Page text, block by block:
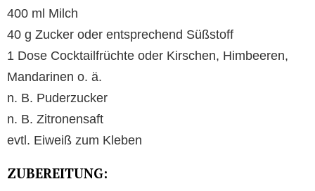
400 ml Milch
40 g Zucker oder entsprechend Süßstoff
1 Dose Cocktailfrüchte oder Kirschen, Himbeeren,
Mandarinen o. ä.
n. B. Puderzucker
n. B. Zitronensaft
evtl. Eiweiß zum Kleben
ZUBEREITUNG: